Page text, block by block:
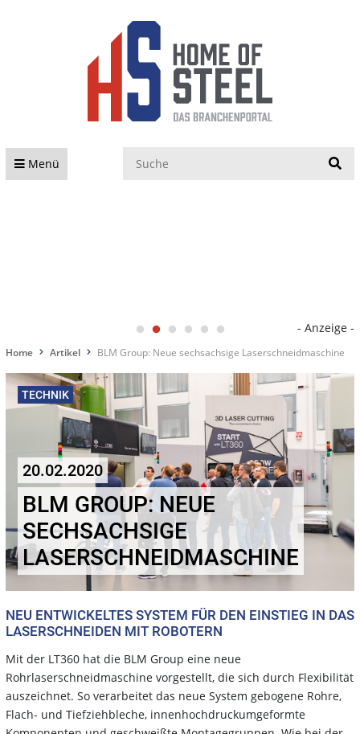
Menü
- Anzeige -
Home Artikel BLM Group: Neue sechsachsige Laserschneidmaschine
TECHNIK
20.02.2020
BLM GROUP: NEUE
SECHSACHSIGE
LASERSCHNEIDMASCHINE
NEU ENTWICKELTES SYSTEM FÜR DEN EINSTIEG IN DAS
LASERSCHNEIDEN MIT ROBOTERN
Mit der LT360 hat die BLM Group eine neue
Rohrlaserschneidmaschine vorgestellt, die sich durch Flexibilität
auszeichnet. So verarbeitet das neue System gebogene Rohre,
Flach- und Tiefziehbleche, innenhochdruckumgeformte